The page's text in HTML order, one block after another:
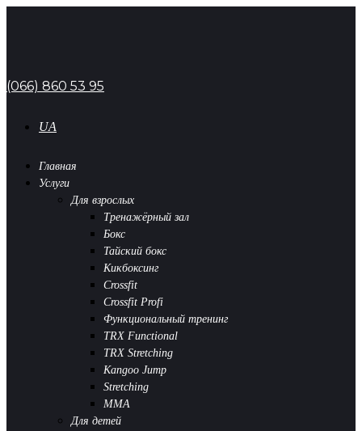
(066) 860 53 95
UA
Главная
Услуги
Для взрослых
Тренажёрный зал
Бокс
Тайский бокс
Кикбоксинг
Crossfit
Crossfit Profi
Функциональный тренинг
TRX Functional
TRX Stretching
Kangoo Jump
Stretching
MMA
Для детей